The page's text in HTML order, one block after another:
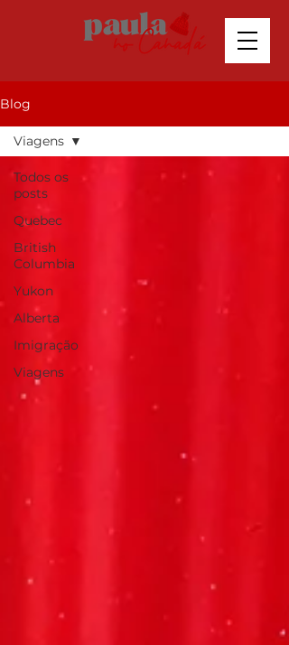
Blog
Todos os
posts
Quebec
British
Columbia
Yukon
Alberta
Imigração
Viagens
Viagens